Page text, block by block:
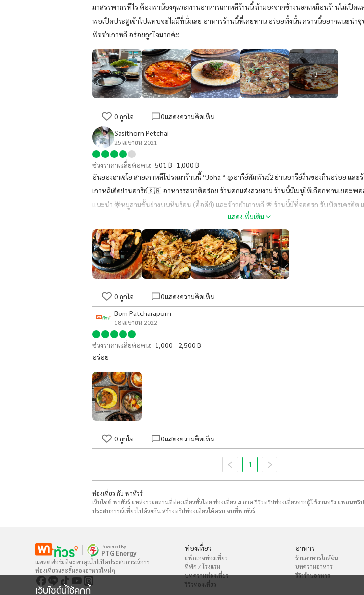
เว็บไซต์นี้ใช้คุกกี้
มาสรรพากรทีไร ต้องพาน้องๆแวะทานอาหารเกาหลีร้านนี้ ถ้ามองจากข้างนอกเหมือนร้านไม่เปิดแ
พอเปิดประตูเข้าไปแทบจะไม่มีที่นั่งเลย อาหารร้านนี้ที่เคยทาน อร่อยทั้งนั้น คราวนี้อยากแนะนำซุ
พิซซ่าเกาหลี อร่อยถูกใจมากค่ะ
+3
0 ถูกใจ 0แสดงความคิดเห็น
Sasithorn Petchai
25 เมษายน 2021
ช่วงราคาเฉลี่ยต่อคน: 501 ฿- 1,000 ฿
อันยองฮาเซโย สายเกาหลีโปรดมาร้านนี้ “Joha “ @อารีย์สัมพันธ์2 ย่านอารีย์ถิ่นของกินอร่อย และ
เกาหลีเด็ดย่านอารีย์🇰🇷 อาหารรสชาติอร่อย ร้านตกแต่งสวยงาม ร้านนี้มีเมนูให้เลือกทานเยอะพอ
แนะนำ 🌟หมูสามชั้นย่างบนหินร้อน (คือดีย์) และข้าวยำเกาหลี 🌟 ร้านนี้มีที่จอดรถ รับบัตรเครดิต
เครื่องดื่ม🍻 #ร้านนี้พี่ยุ้ยบัญชีการเงินATLแนะนำ #ร้านนี้พี่สาหร่ายแนะนำ ร้านนี้แนะนำตั้ง 2 คนต้อ
คะ
แสดงเพิ่มเติม
0 ถูกใจ 0แสดงความคิดเห็น
Bom Patcharaporn
18 เมษายน 2022
ช่วงราคาเฉลี่ยต่อคน: 1,000 - 2,500 ฿
อร่อย
0 ถูกใจ 0แสดงความคิดเห็น
1
ท่องเที่ยว กับ พาทัวร์
เว็บไซต์ พาทัวร์ แหล่งรวมสถานที่ท่องเที่ยวทั่วไทย ท่องเที่ยว 4 ภาค รีวิวทริปท่องเที่ยวจากผู้ใช้งานจริง แพลนท
ประสบการณ์เที่ยวไปด้วยกัน สร้างทริปท่องเที่ยวได้ครบ จบที่พาทัวร์
Powered By
PTG Energy
แพลตฟอร์มที่จะพาคุณไปเปิดประสบการณ์การ
ท่องเที่ยวและลิ้มลองอาหารใหม่ๆ
ท่องเที่ยว
แพ็กเกจท่องเที่ยว
ที่พัก / โรงแรม
บทความท่องเที่ยว
รีวิวท่องเที่ยว
อาหาร
ร้านอาหารใกล้ฉัน
บทความอาหาร
รีวิวร้านอาหาร